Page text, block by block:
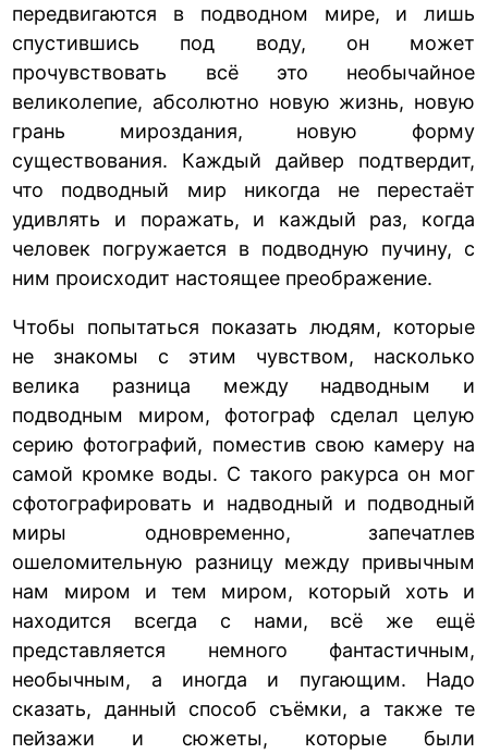
передвигаются в подводном мире, и лишь
спустившись под воду, он может
прочувствовать всё это необычайное
великолепие, абсолютно новую жизнь, новую
грань мироздания, новую форму
существования. Каждый дайвер подтвердит,
что подводный мир никогда не перестаёт
удивлять и поражать, и каждый раз, когда
человек погружается в подводную пучину, с
ним происходит настоящее преображение.
Чтобы попытаться показать людям, которые
не знакомы с этим чувством, насколько
велика разница между надводным и
подводным миром, фотограф сделал целую
серию фотографий, поместив свою камеру на
самой кромке воды. С такого ракурса он мог
сфотографировать и надводный и подводный
миры одновременно, запечатлев
ошеломительную разницу между привычным
нам миром и тем миром, который хоть и
находится всегда с нами, всё же ещё
представляется немного фантастичным,
необычным, а иногда и пугающим. Надо
сказать, данный способ съёмки, а также те
пейзажи и сюжеты, которые были